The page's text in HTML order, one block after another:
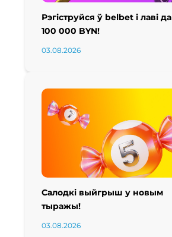
Рэгіструйся ў belbet і лаві да
100 000 BYN!
03.08.2026
Салодкі выйгрыш у новым
тыражы!
03.08.2026